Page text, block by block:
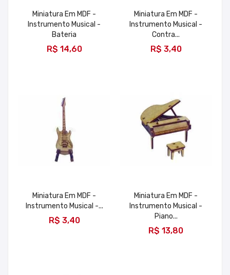
Miniatura Em MDF -
Instrumento Musical -
Bateria
R$ 14,60
Miniatura Em MDF -
Instrumento Musical -
Contra...
R$ 3,40
Miniatura Em MDF -
Instrumento Musical -...
R$ 3,40
Miniatura Em MDF -
Instrumento Musical -
Piano...
R$ 13,80